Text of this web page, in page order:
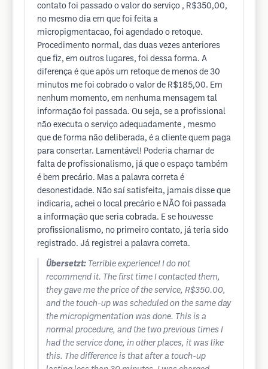
contato foi passado o valor do serviço , R$350,00,
no mesmo dia em que foi feita a
micropigmentacao, foi agendado o retoque.
Procedimento normal, das duas vezes anteriores
que fiz, em outros lugares, foi dessa forma. A
diferença é que após um retoque de menos de 30
minutos me foi cobrado o valor de R$185,00. Em
nenhum momento, em nenhuma mensagem tal
informação foi passada. Ou seja, se a profissional
não executa o serviço adequadamente , mesmo
que de forma não deliberada, é a cliente quem paga
para consertar. Lamentável! Poderia chamar de
falta de profissionalismo, já que o espaço também
é bem precário. Mas a palavra correta é
desonestidade. Não saí satisfeita, jamais disse que
indicaria, achei o local precário e NÃO foi passada
a informação que seria cobrada. E se houvesse
profissionalismo, no primeiro contato, já teria sido
registrado. Já registrei a palavra correta.
Übersetzt: Terrible experience! I do not
recommend it. The first time I contacted them,
they gave me the price of the service, R$350.00,
and the touch-up was scheduled on the same day
the micropigmentation was done. This is a
normal procedure, and the two previous times I
had the service done, in other places, it was like
this. The difference is that after a touch-up